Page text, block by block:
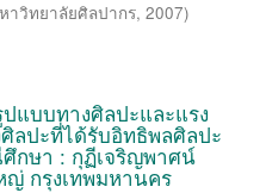
าวิทยาลัยศิลปากร,2007)
ปแบบทางศิลปะและแรง
ลปะที่ได้รับอิทธิพลศิลปะ
กษา : กุฏีเจริญพาศน์
ญ่ กรุงเทพมหานคร